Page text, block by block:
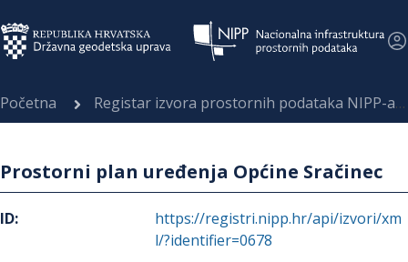
Početna Registar izvora prostornih podataka NIPP-a
Prostorni plan uređenja Općine Sračinec
ID:
https://registri.nipp.hr/api/izvori/xm
l/?identifier=0678